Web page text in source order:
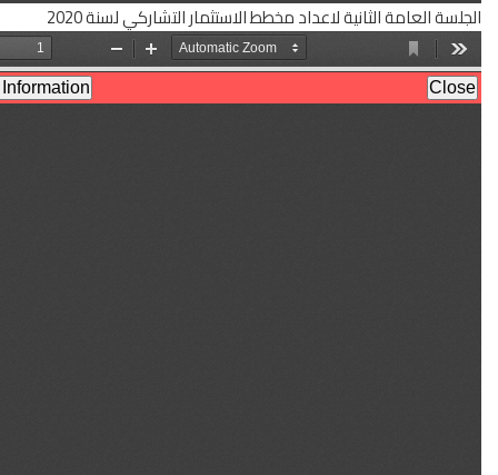
التشاركي لسنة 2020